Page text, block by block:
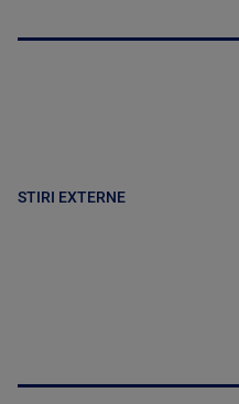
STIRI EXTERNE